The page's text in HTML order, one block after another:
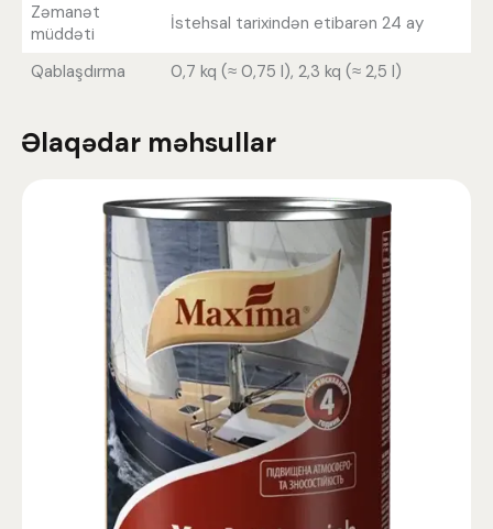
Zəmanət
müddəti
İstehsal tarixindən etibarən 24 ay
Qablaşdırma 0,7 kq (≈ 0,75 l), 2,3 kq (≈ 2,5 l)
Əlaqədar məhsullar